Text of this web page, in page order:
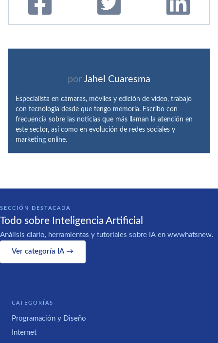
por Jahel Cuaresma
Especialista en cámaras, móviles y edición de vídeo, trabajo
con tecnología desde que tengo memoria. Escribo con
frecuencia sobre las noticias que más llaman la atención en
este sector, así como en evolución de redes sociales y
marketing online.
SECCIÓN DESTACADA
Todo sobre Inteligencia Artificial
Análisis diario, herramientas y tutoriales sobre IA en wwwhatsnew.
Ver categoría IA →
CATEGORÍAS
Programación y Diseño
Internet